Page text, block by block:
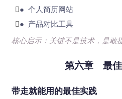
● 个人简历网站
● 产品对比工具
核心启示：关键不是技术，是敢
第六章 最佳
带走就能用的最佳实践